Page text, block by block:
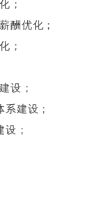
；
酬优化；
；
设；
建设；
；